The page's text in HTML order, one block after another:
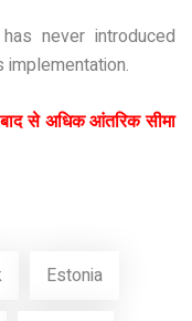
never introduced
बाद से अधिक आंतरिक सीमा
Estonia